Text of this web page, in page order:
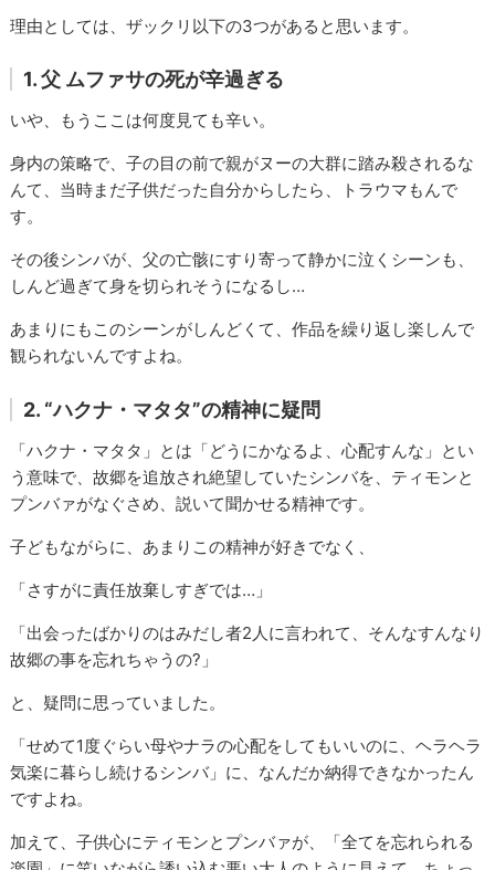
理由としては、ザックリ以下の3つがあると思います。
1. 父 ムファサの死が辛過ぎる
いや、もうここは何度見ても辛い。
身内の策略で、子の目の前で親がヌーの大群に踏み殺されるな
んて、当時まだ子供だった自分からしたら、トラウマもんで
す。
その後シンバが、父の亡骸にすり寄って静かに泣くシーンも、
しんど過ぎて身を切られそうになるし…
あまりにもこのシーンがしんどくて、作品を繰り返し楽しんで
観られないんですよね。
2. “ハクナ・マタタ”の精神に疑問
「ハクナ・マタタ」とは「どうにかなるよ、心配すんな」とい
う意味で、故郷を追放され絶望していたシンバを、ティモンと
プンバァがなぐさめ、説いて聞かせる精神です。
子どもながらに、あまりこの精神が好きでなく、
「さすがに責任放棄しすぎでは…」
「出会ったばかりのはみだし者2人に言われて、そんなすんなり
故郷の事を忘れちゃうの?」
と、疑問に思っていました。
「せめて1度ぐらい母やナラの心配をしてもいいのに、ヘラヘラ
気楽に暮らし続けるシンバ」に、なんだか納得できなかったん
ですよね。
加えて、子供心にティモンとプンバァが、「全てを忘れられる